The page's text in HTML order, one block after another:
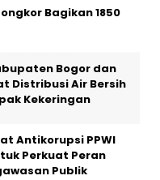
Bagikan 1850
Bogor dan
Distribusi Air Bersih
Kekeringan
Antikorupsi PPWI
Perkuat Peran
Publik